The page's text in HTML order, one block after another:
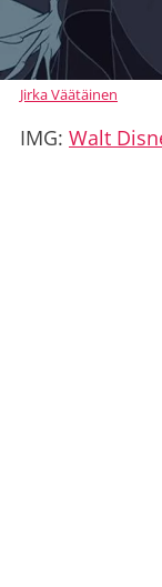
Jirka Väätäinen
IMG: Walt